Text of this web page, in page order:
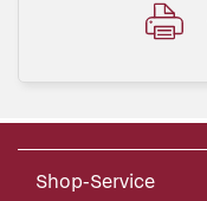
Shop-Service